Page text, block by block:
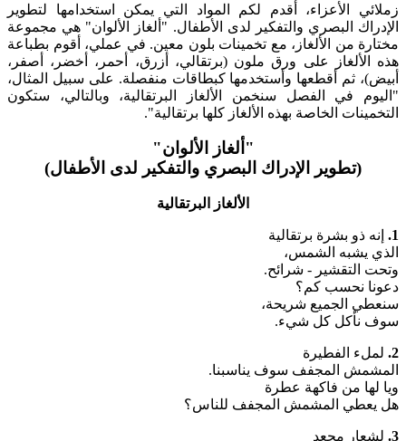
زملائي الأعزاء، أقدم لكم المواد التي يمكن استخدامها لتطوير
الإدراك البصري والتفكير لدى الأطفال. "ألغاز الألوان" هي مجموعة
مختارة من الألغاز، مع تخمينات بلون معين. في عملي، أقوم بطباعة
هذه الألغاز على ورق ملون (برتقالي، أزرق، أحمر، أخضر، أصفر،
أبيض)، ثم أقطعها وأستخدمها كبطاقات منفصلة. على سبيل المثال،
"اليوم في الفصل سنخمن الألغاز البرتقالية، وبالتالي، ستكون
التخمينات الخاصة بهذه الألغاز كلها برتقالية".
"ألغاز الألوان"
(تطوير الإدراك البصري والتفكير لدى الأطفال)
الألغاز البرتقالية
1.
إنه ذو بشرة برتقالية
الذي يشبه الشمس،
وتحت التقشير - شرائح.
دعونا نحسب كم؟
سنعطي الجميع شريحة،
سوف نأكل كل شيء.
2. لملء الفطيرة
المشمش المجفف سوف يناسبنا.
ويا لها من فاكهة عطرة
هل يعطي المشمش المجفف للناس؟
3. لشعار مجعد